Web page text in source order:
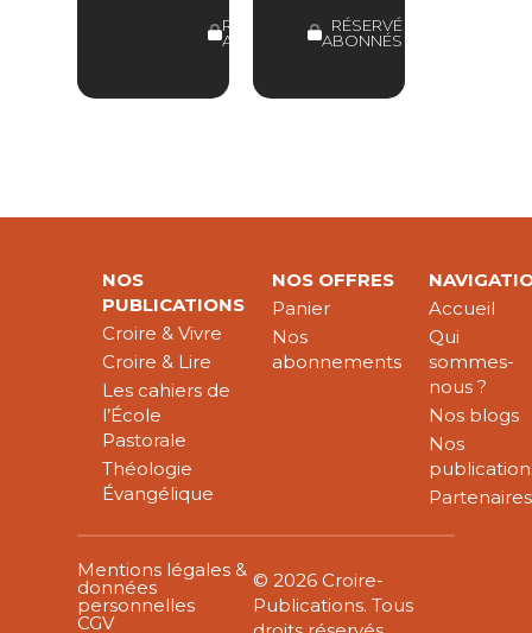
RÉSERVÉ
ABONNÉS
RÉSERVÉ
ABONNÉS
NOS
PUBLICATIONS
Croire & Vivre
Croire & Lire
Les cahiers de
l’École
Pastorale
Théologie
Évangélique
NOS OFFRES
Panier
Nos
abonnements
Accueil
Qui
sommes-
nous ?
Nos blogs
Nos
Partenaires
Mentions légales &
données
personnelles
CGV
© 2026 Croire-
Publications. Tous